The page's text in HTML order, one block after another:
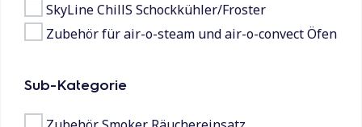
SkyLine ChillS Schockkühler/Froster
Zubehör für air-o-steam und air-o-convect Öfen
Sub-Kategorie